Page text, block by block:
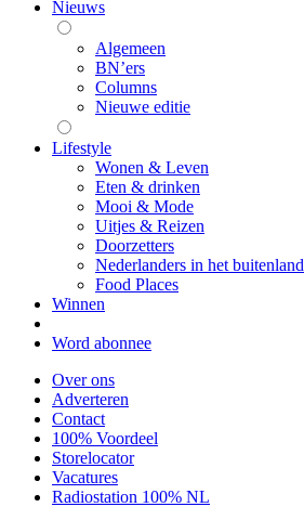
Nieuws
Algemeen
BN’ers
Columns
Nieuwe editie
Lifestyle
Wonen & Leven
Eten & drinken
Mooi & Mode
Uitjes & Reizen
Doorzetters
Nederlanders in het buitenland
Food Places
Winnen
Word abonnee
Over ons
Adverteren
Contact
100% Voordeel
Storelocator
Vacatures
Radiostation 100% NL